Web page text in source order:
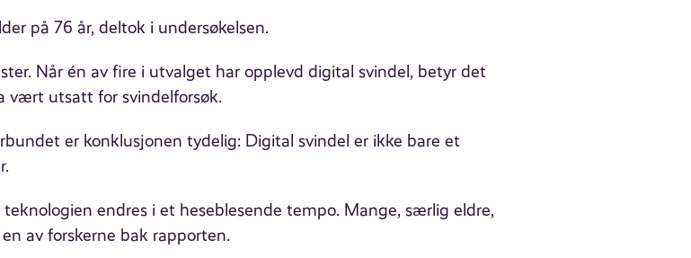
på 76 år, deltok i undersøkelsen.
Når én av fire i utvalget har opplevd digital svindel, betyr det
vært utsatt for svindelforsøk.
er konklusjonen tydelig: Digital svindel er ikke bare et
endres i et heseblesende tempo. Mange, særlig eldre,
av forskerne bak rapporten.